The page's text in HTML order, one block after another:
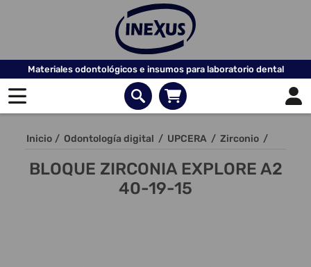
Materiales odontológicos e insumos para laboratorio dental
Inicio / Odontología digital / UPCERA / Zirconio /
BLOQUE ZIRCONIA EXPLORE A2
40-19-15